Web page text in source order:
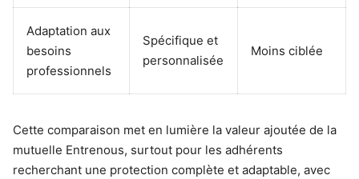
Adaptation aux
besoins
professionnels
Spécifique et
personnalisée
Moins ciblée
Cette comparaison met en lumière la valeur ajoutée de la
mutuelle Entrenous, surtout pour les adhérents
recherchant une protection complète et adaptable, avec